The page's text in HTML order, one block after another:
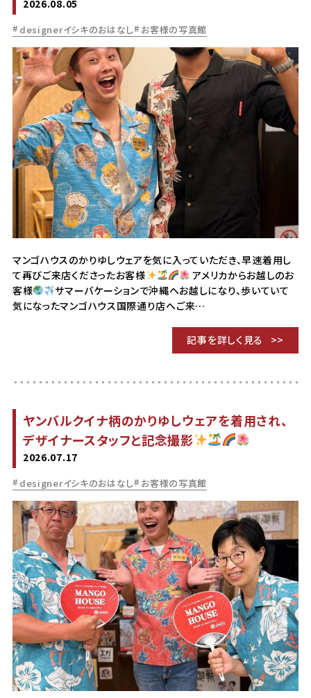
2026.08.05
designerイシキのおはなし お客様の写真館
マンゴハウスのかりゆしウェアを気に入っていただき、早速着用し
て再びご来店くださったお客様
アメリカからお越しのお
客様
サマーバケーションで沖縄へお越しになり、歩いていて
気になったマンゴハウス国際通り店へご来…
記事を詳しく見る
ヤンバルクイナ柄のかりゆしウェアを着用され、
デザイナースタッフと記念撮影
2026.07.17
designerイシキのおはなし お客様の写真館